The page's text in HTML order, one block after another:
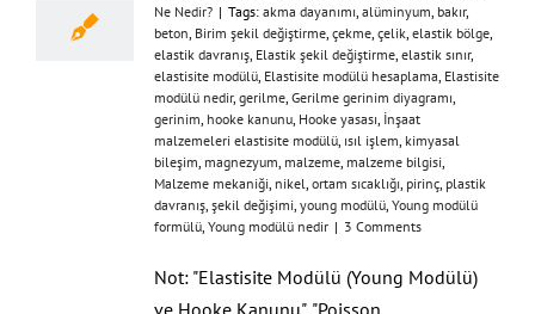
Ne Nedir? | Tags: akma dayanımı, alüminyum, bakır,
beton, Birim şekil değiştirme, çekme, çelik, elastik bölge,
elastik davranış, Elastik şekil değiştirme, elastik sınır,
elastisite modülü, Elastisite modülü hesaplama, Elastisite
modülü nedir, gerilme, Gerilme gerinim diyagramı,
gerinim, hooke kanunu, Hooke yasası, İnşaat
malzemeleri elastisite modülü, ısıl işlem, kimyasal
bileşim, magnezyum, malzeme, malzeme bilgisi,
Malzeme mekaniği, nikel, ortam sıcaklığı, pirinç, plastik
davranış, şekil değişimi, young modülü, Young modülü
formülü, Young modülü nedir | 3 Comments
Not: "Elastisite Modülü (Young Modülü)
ve Hooke Kanunu", "Poisson